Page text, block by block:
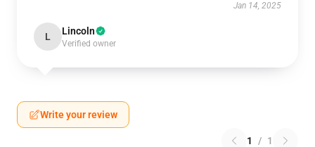
Jan 14, 2025
L Lincoln
Verified owner
Write your review
1 / 1